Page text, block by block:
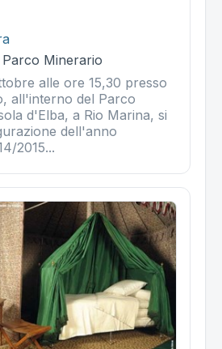
Minerario
alle ore 15,30 presso
all'interno del Parco
d'Elba , a Rio Marina, si
dell'anno
2015...